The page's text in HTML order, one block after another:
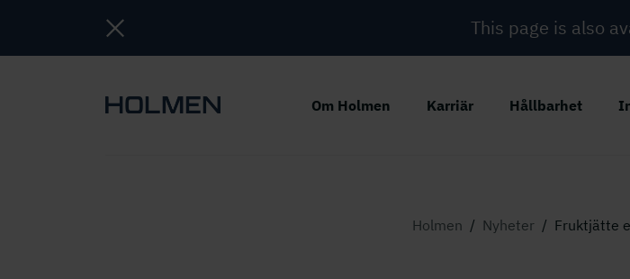
Om Holmen Karriär Hållbarhet
Holmen / Nyheter / Fruktjätte
This page is also